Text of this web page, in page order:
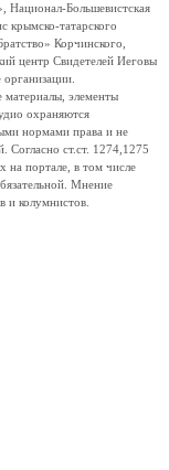
Национал-Большевистская
татарского
Корчинского,
центр Свидетелей Иеговы
материалы, элементы
охраняются
нормами права и не
Согласно ст.ст. 1274,1275
на портале, в том числе
Мнение
и колумнистов.